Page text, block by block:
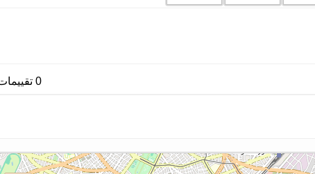
0 تقييمات